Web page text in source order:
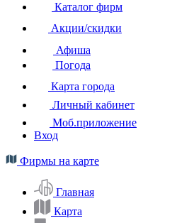
Каталог фирм
Акции/скидки
Афиша
Погода
Карта города
Личный кабинет
Моб.приложение
Вход
Фирмы на карте
Главная
Карта